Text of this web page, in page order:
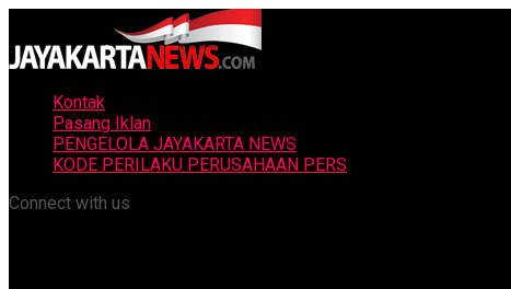
Kontak
Pasang Iklan
PENGELOLA JAYAKARTA NEWS
KODE PERILAKU PERUSAHAAN PERS
Connect with us